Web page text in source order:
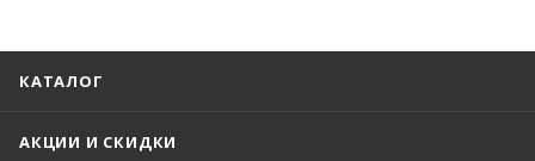
КАТАЛОГ
АКЦИИ И СКИДКИ